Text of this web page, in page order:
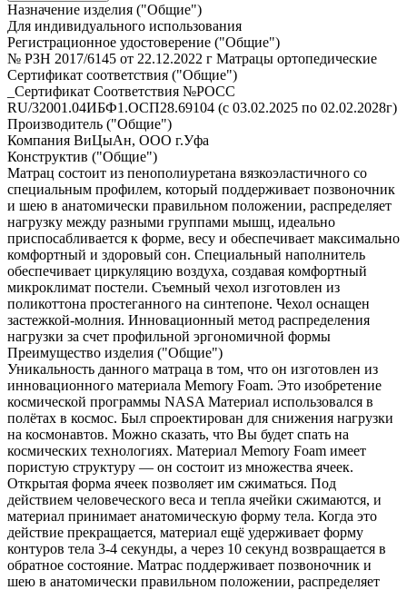
Назначение изделия ("Общие")
Для индивидуального использования
Регистрационное удостоверение ("Общие")
№ РЗН 2017/6145 от 22.12.2022 г Матрацы ортопедические
Сертификат соответствия ("Общие")
_Сертификат Соответствия №РОСС
RU/32001.04ИБФ1.ОСП28.69104 (с 03.02.2025 по 02.02.2028г)
Производитель ("Общие")
Компания ВиЦыАн, ООО г.Уфа
Конструктив ("Общие")
Матрац состоит из пенополиуретана вязкоэластичного со
специальным профилем, который поддерживает позвоночник
и шею в анатомически правильном положении, распределяет
нагрузку между разными группами мышц, идеально
приспосабливается к форме, весу и обеспечивает максимально
комфортный и здоровый сон. Специальный наполнитель
обеспечивает циркуляцию воздуха, создавая комфортный
микроклимат постели. Съемный чехол изготовлен из
поликоттона простеганного на синтепоне. Чехол оснащен
застежкой-молния. Инновационный метод распределения
нагрузки за счет профильной эргономичной формы
Преимущество изделия ("Общие")
Уникальность данного матраца в том, что он изготовлен из
инновационного материала Memory Foam. Это изобретение
космической программы NASA Материал использовался в
полётах в космос. Был спроектирован для снижения нагрузки
на космонавтов. Можно сказать, что Вы будет спать на
космических технологиях. Материал Memory Foam имеет
пористую структуру — он состоит из множества ячеек.
Открытая форма ячеек позволяет им сжиматься. Под
действием человеческого веса и тепла ячейки сжимаются, и
материал принимает анатомическую форму тела. Когда это
действие прекращается, материал ещё удерживает форму
контуров тела 3-4 секунды, а через 10 секунд возвращается в
обратное состояние. Матрас поддерживает позвоночник и
шею в анатомически правильном положении, распределяет